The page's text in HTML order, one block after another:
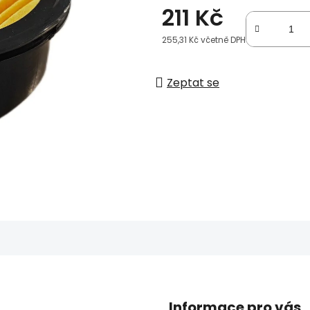
211 Kč
255,31 Kč včetně DPH
Zeptat se